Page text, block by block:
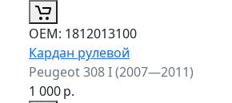
ОЕМ: 1812013100
Кардан рулевой
Peugeot 308 I (2007—2011)
1 000р.